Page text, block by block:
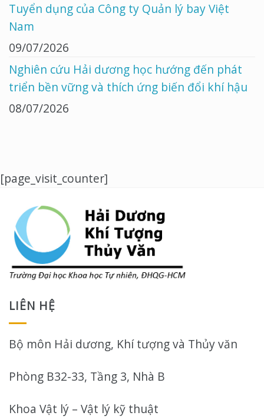
Tuyển dụng của Công ty Quản lý bay Việt
Nam
09/07/2026
Nghiên cứu Hải dương học hướng đến phát
triển bền vững và thích ứng biến đổi khí hậu
08/07/2026
[page_visit_counter]
LIÊN HỆ
Bộ môn Hải dương, Khí tượng và Thủy văn
Phòng B32-33, Tầng 3, Nhà B
Khoa Vật lý – Vật lý kỹ thuật